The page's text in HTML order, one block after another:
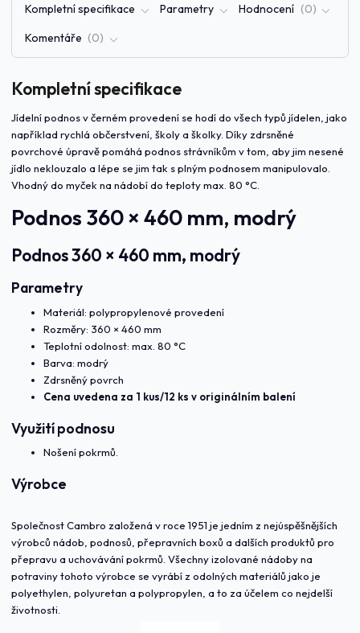
Kompletní specifikace Parametry Hodnocení 0
Komentáře 0
Kompletní specifikace
Jídelní podnos v černém provedení se hodí do všech typů jídelen, jako
například rychlá občerstvení, školy a školky. Díky zdrsněné
povrchové úpravě pomáhá podnos strávníkům v tom, aby jim nesené
jídlo neklouzalo a lépe se jim tak s plným podnosem manipulovalo.
Vhodný do myček na nádobí do teploty max. 80 °C.
Podnos 360 × 460 mm, modrý
Podnos 360 × 460 mm, modrý
Parametry
Materiál: polypropylenové provedení
Rozměry: 360 × 460 mm
Teplotní odolnost: max. 80 °C
Barva: modrý
Zdrsněný povrch
Cena uvedena za 1 kus/12 ks v originálním balení
Využití podnosu
Nošení pokrmů.
Výrobce
Společnost Cambro založená v roce 1951 je jedním z nejúspěšnějších
výrobců nádob, podnosů, přepravních boxů a dalších produktů pro
přepravu a uchovávání pokrmů. Všechny izolované nádoby na
potraviny tohoto výrobce se vyrábí z odolných materiálů jako je
polyethylen, polyuretan a polypropylen, a to za účelem co nejdelší
životnosti.